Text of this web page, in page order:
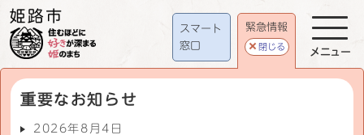
スマート
窓口
緊急情報
閉じる
重要なお知らせ
2026年8月4日
メニュー